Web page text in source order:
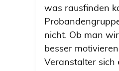
was rausfinden
nicht. Ob man
besser
Veranstalter sich